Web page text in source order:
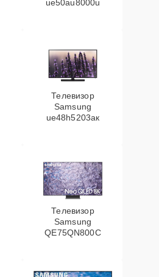
ue50au8000u
Телевизор
Samsung
ue48h5203aк
Телевизор
Samsung
QE75QN800C